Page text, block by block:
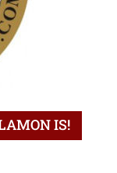
IS!